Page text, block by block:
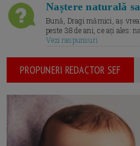
Naștere naturală
Bună, Dragi mămici, aș
peste 38 de ani, ce ați ales:
Vezi raspunsuri
PROPUNERI REDACTOR SEF